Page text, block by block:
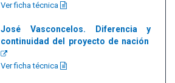
Ver ficha técnica
José Vasconcelos. Diferencia y
continuidad del proyecto de nación
Ver ficha técnica